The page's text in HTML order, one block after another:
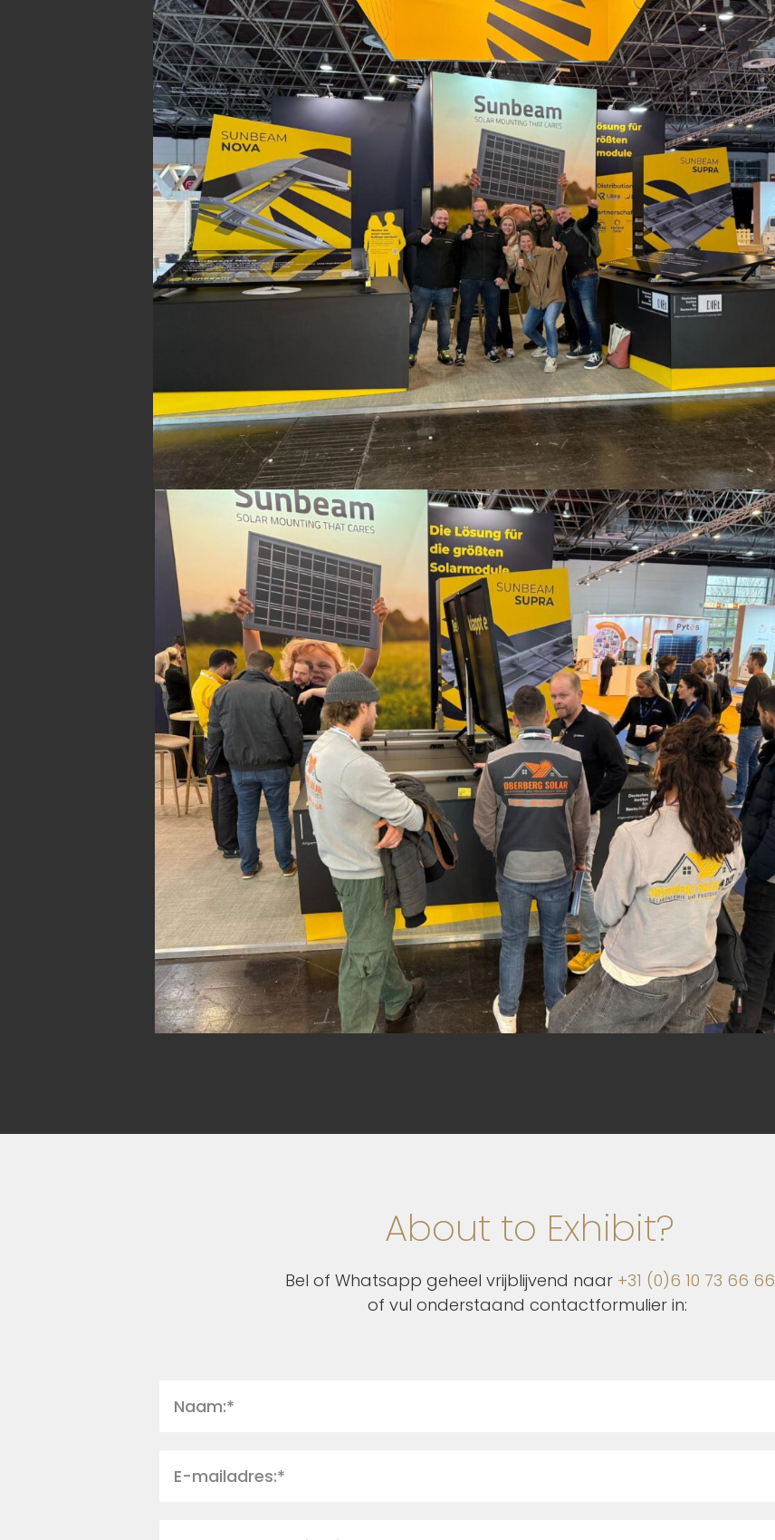
About to Exhibit?
Bel of Whatsapp geheel vrijblijvend naar +31 (0)6 10 73 66 66
of vul onderstaand contactformulier in: